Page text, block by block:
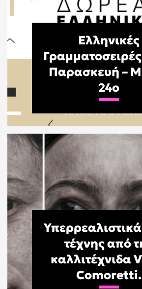
Ελληνικές
Παρασκευή –
24o
τέχνης από
καλλιτέχνιδα
Comoretti.